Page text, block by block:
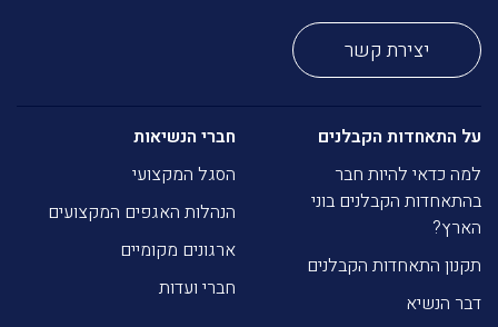
יצירת קשר
על התאחדות הקבלנים
למה כדאי להיות חבר
בהתאחדות הקבלנים בוני
הארץ?
תקנון התאחדות הקבלנים
דבר הנשיא
חברי הנשיאות
הסגל המקצועי
הנהלות האגפים המקצועים
ארגונים מקומיים
חברי ועדות